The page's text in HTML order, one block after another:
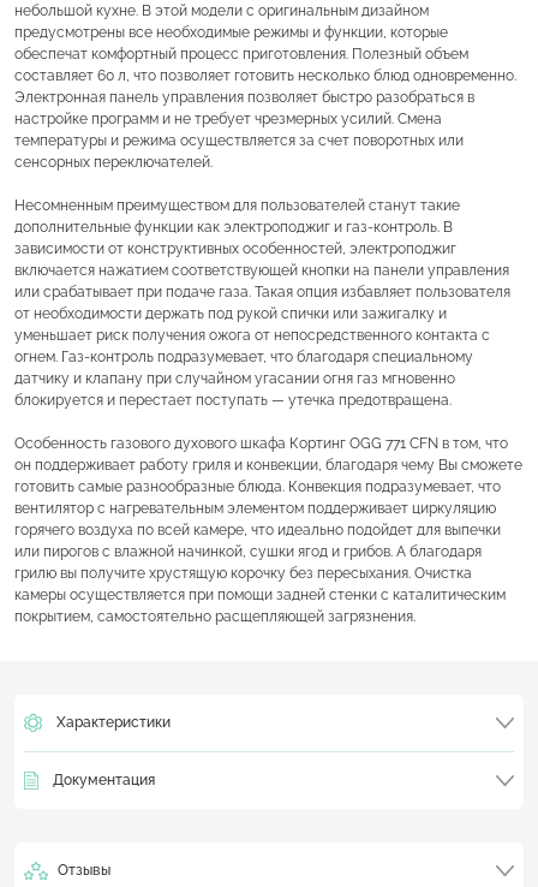
небольшой кухне. В этой модели с оригинальным дизайном
предусмотрены все необходимые режимы и функции, которые
обеспечат комфортный процесс приготовления. Полезный объем
составляет 60 л, что позволяет готовить несколько блюд одновременно.
Электронная панель управления позволяет быстро разобраться в
настройке программ и не требует чрезмерных усилий. Смена
температуры и режима осуществляется за счет поворотных или
сенсорных переключателей.
Несомненным преимуществом для пользователей станут такие
дополнительные функции как электроподжиг и газ-контроль. В
зависимости от конструктивных особенностей, электроподжиг
включается нажатием соответствующей кнопки на панели управления
или срабатывает при подаче газа. Такая опция избавляет пользователя
от необходимости держать под рукой спички или зажигалку и
уменьшает риск получения ожога от непосредственного контакта с
огнем. Газ-контроль подразумевает, что благодаря специальному
датчику и клапану при случайном угасании огня газ мгновенно
блокируется и перестает поступать — утечка предотвращена.
Особенность газового духового шкафа Кортинг OGG 771 CFN в том, что
он поддерживает работу гриля и конвекции, благодаря чему Вы сможете
готовить самые разнообразные блюда. Конвекция подразумевает, что
вентилятор с нагревательным элементом поддерживает циркуляцию
горячего воздуха по всей камере, что идеально подойдет для выпечки
или пирогов с влажной начинкой, сушки ягод и грибов. А благодаря
грилю вы получите хрустящую корочку без пересыхания. Очистка
камеры осуществляется при помощи задней стенки с каталитическим
покрытием, самостоятельно расщепляющей загрязнения.
Характеристики
Документация
Отзывы